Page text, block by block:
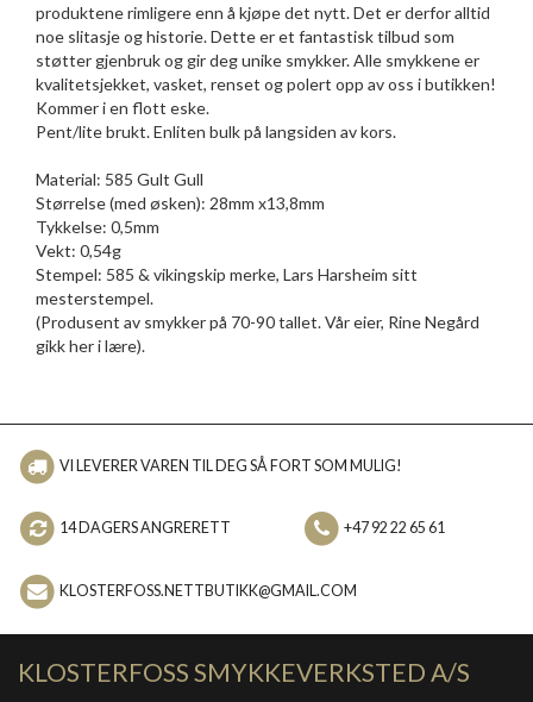
produktene rimligere enn å kjøpe det nytt. Det er derfor alltid
noe slitasje og historie. Dette er et fantastisk tilbud som
støtter gjenbruk og gir deg unike smykker. Alle smykkene er
kvalitetsjekket, vasket, renset og polert opp av oss i butikken!
Kommer i en flott eske.
Pent/lite brukt. Enliten bulk på langsiden av kors.
Material: 585 Gult Gull
Størrelse (med øsken): 28mm x13,8mm
Tykkelse: 0,5mm
Vekt: 0,54g
Stempel: 585 & vikingskip merke, Lars Harsheim sitt
mesterstempel.
(Produsent av smykker på 70-90 tallet. Vår eier, Rine Negård
gikk her i lære).
VI LEVERER VAREN TIL DEG SÅ FORT SOM MULIG!
14 DAGERS ANGRERETT +47 92 22 65 61
KLOSTERFOSS.NETTBUTIKK@GMAIL.COM
KLOSTERFOSS SMYKKEVERKSTED A/S